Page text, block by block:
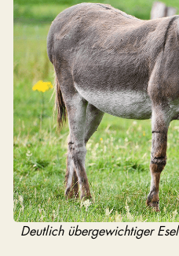
Deutlich übergewichtiger